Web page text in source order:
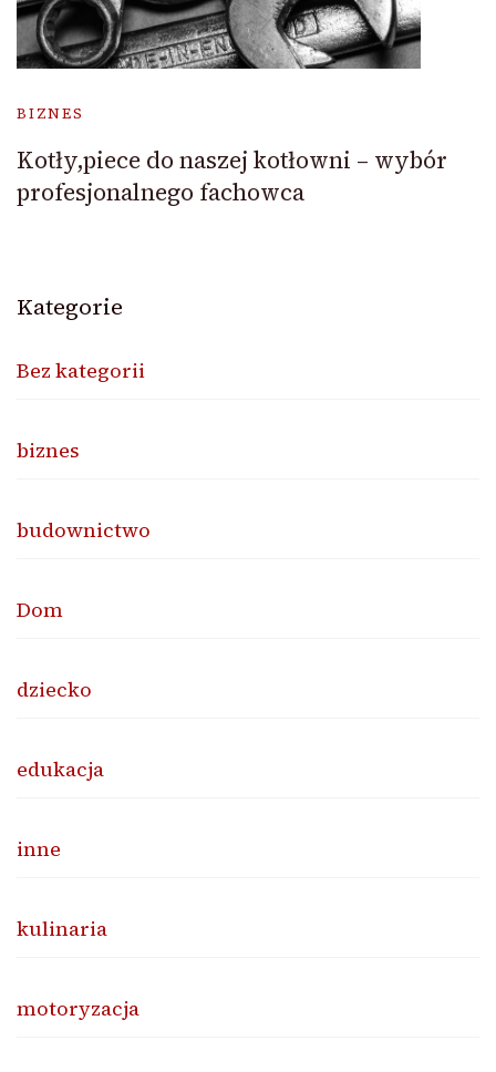
BIZNES
Kotły,piece do naszej kotłowni – wybór
profesjonalnego fachowca
Kategorie
Bez kategorii
biznes
budownictwo
Dom
dziecko
edukacja
inne
kulinaria
motoryzacja